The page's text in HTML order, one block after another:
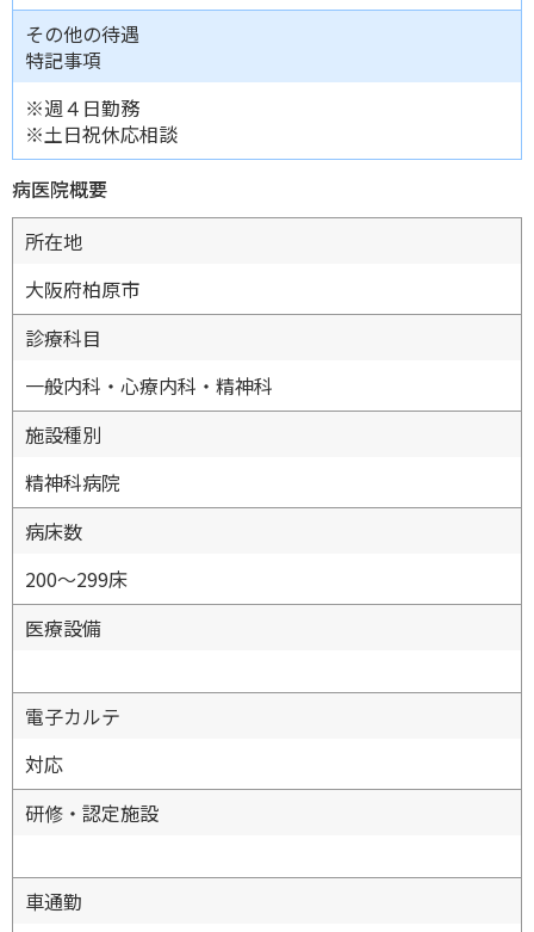
その他の待遇
特記事項
※週４日勤務
※土日祝休応相談
病医院概要
所在地
大阪府柏原市
診療科目
一般内科・心療内科・精神科
施設種別
精神科病院
病床数
200〜299床
医療設備
電子カルテ
対応
研修・認定施設
車通勤